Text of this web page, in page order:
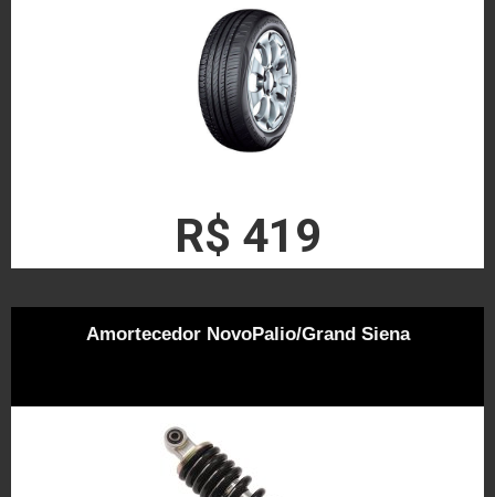
R$ 419
Amortecedor NovoPalio/Grand Siena